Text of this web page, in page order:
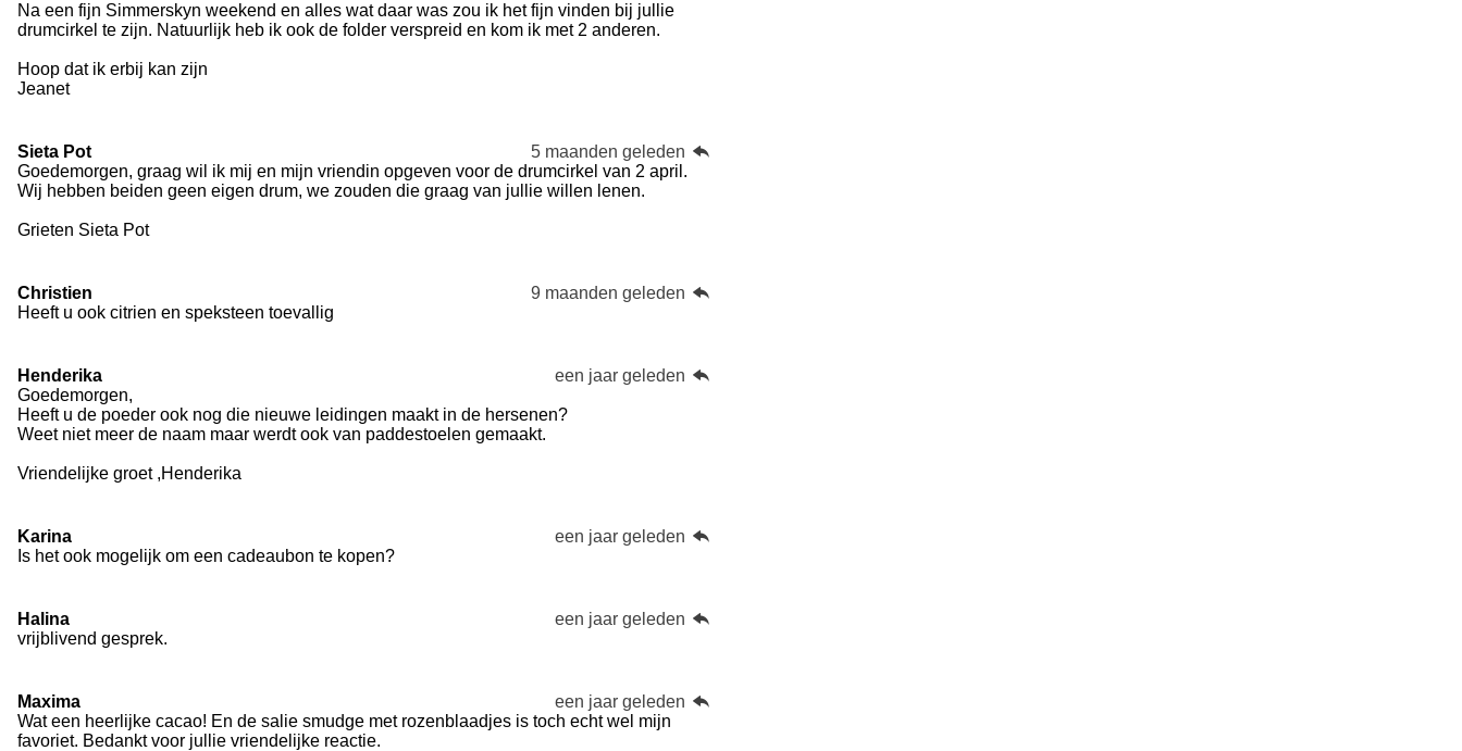
Na een fijn Simmerskyn weekend en alles wat daar was zou ik het fijn vinden bij jullie
drumcirkel te zijn. Natuurlijk heb ik ook de folder verspreid en kom ik met 2 anderen.
Hoop dat ik erbij kan zijn
Jeanet
Sieta Pot
5 maanden geleden
Goedemorgen, graag wil ik mij en mijn vriendin opgeven voor de drumcirkel van 2 april.
Wij hebben beiden geen eigen drum, we zouden die graag van jullie willen lenen.
Grieten Sieta Pot
Christien
9 maanden geleden
Heeft u ook citrien en speksteen toevallig
Henderika
een jaar geleden
Goedemorgen,
Heeft u de poeder ook nog die nieuwe leidingen maakt in de hersenen?
Weet niet meer de naam maar werdt ook van paddestoelen gemaakt.
Vriendelijke groet ,Henderika
Karina
een jaar geleden
Is het ook mogelijk om een cadeaubon te kopen?
Halina
een jaar geleden
vrijblivend gesprek.
Maxima
een jaar geleden
Wat een heerlijke cacao! En de salie smudge met rozenblaadjes is toch echt wel mijn
favoriet. Bedankt voor jullie vriendelijke reactie.